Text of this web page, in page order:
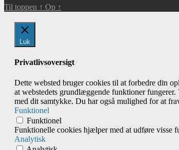
Til toppen ↑ Op ↑
Luk
Privatlivsoversigt
Dette websted bruger cookies til at forbedre din
at webstedets grundlæggende funktioner
med dit samtykke. Du har også mulighed for at
Funktionel
Funktionel
Funktionelle cookies hjælper med at udføre visse
Analytisk